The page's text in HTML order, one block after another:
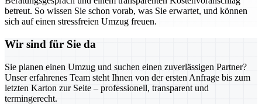
betreut. So wissen Sie schon vorab, was Sie erwartet, und können
sich auf einen stressfreien Umzug freuen.
Wir sind für Sie da
Sie planen einen Umzug und suchen einen zuverlässigen Partner?
Unser erfahrenes Team steht Ihnen von der ersten Anfrage bis zum
letzten Karton zur Seite – professionell, transparent und
termingerecht.